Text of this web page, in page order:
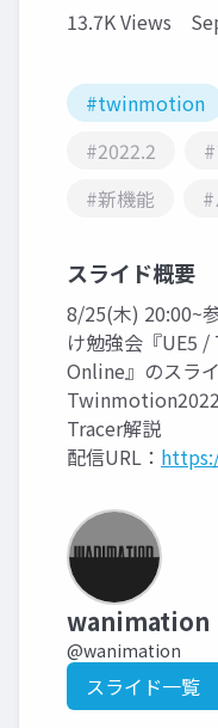
13.7K Views
#twinmotion
#2022.2
#新機能
スライド概要
8/25(木) 20:00~
け勉強会『UE5
Online』のスライ
Tracer解説
配信URL：
wanimation
@wanimation
スライド一覧